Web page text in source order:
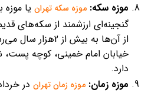
موزه سکه: موزه سکه تهران یا
گنجینه‌ای ارزشمند از سکه‌های
از آن‌ها به بیش از
خیابان امام خمینی، کوچه پست،
دارد.
موزه زمان: موزه زمان تهران